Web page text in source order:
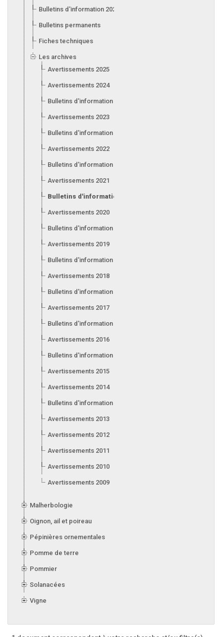
Bulletins d'information 2026
Bulletins permanents
Fiches techniques
Les archives
Avertissements 2025
Avertissements 2024
Bulletins d'information 2024
Avertissements 2023
Bulletins d'information 2023
Avertissements 2022
Bulletins d'information 2022
Avertissements 2021
Bulletins d'information 2021
Avertissements 2020
Bulletins d'information 2020
Avertissements 2019
Bulletins d'information 2019
Avertissements 2018
Bulletins d'information 2018
Avertissements 2017
Bulletins d'information 2017
Avertissements 2016
Bulletins d'information 2016
Avertissements 2015
Avertissements 2014
Bulletins d'information 2014
Avertissements 2013
Avertissements 2012
Avertissements 2011
Avertissements 2010
Avertissements 2009
Malherbologie
Oignon, ail et poireau
Pépinières ornementales
Pomme de terre
Pommier
Solanacées
Vigne